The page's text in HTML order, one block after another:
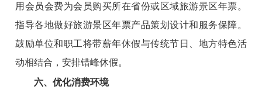
用会员会费为会员购买所在省份或区域旅游景区年票。
指导各地做好旅游景区年票产品策划设计和服务保障。
鼓励单位和职工将带薪年休假与传统节日、地方特色活
动相结合，安排错峰休假。
六、优化消费环境